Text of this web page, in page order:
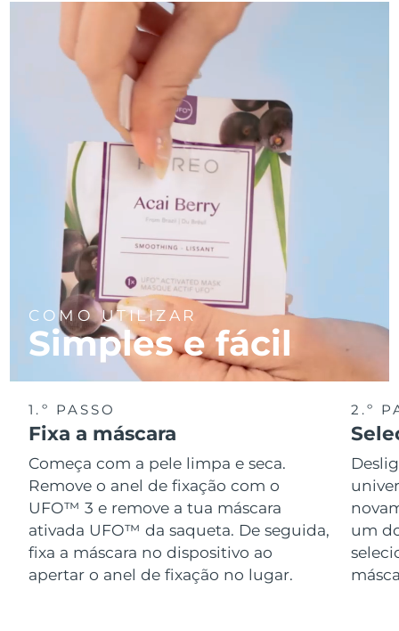
COMO UTILIZAR
Simples e fácil
1.º PASSO
Fixa a máscara
Começa com a pele limpa e seca.
Remove o anel de fixação com o
UFO™ 3 e remove a tua máscara
ativada UFO™ da saqueta. De seguida,
fixa a máscara no dispositivo ao
apertar o anel de fixação no lugar.
2.º
um